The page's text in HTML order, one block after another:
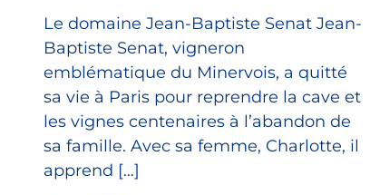
Le domaine Jean-Baptiste Senat Jean-
Baptiste Senat, vigneron
emblématique du Minervois, a quitté
sa vie à Paris pour reprendre la cave et
les vignes centenaires à l’abandon de
sa famille. Avec sa femme, Charlotte, il
apprend […]